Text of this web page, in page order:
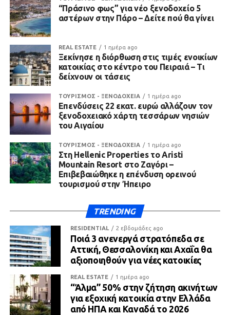
“Πράσινο φως” για νέο ξενοδοχείο 5
αστέρων στην Πάρο – Δείτε πού θα γίνει
REAL ESTATE 1 ημέρα ago
Ξεκίνησε η διόρθωση στις τιμές ενοικίων
κατοικίας στο κέντρο του Πειραιά – Τι
δείχνουν οι τάσεις
ΤΟΥΡΙΣΜΟΣ - ΞΕΝΟΔΟΧΕΙΑ 1 ημέρα ago
Επενδύσεις 22 εκατ. ευρώ αλλάζουν τον
ξενοδοχειακό χάρτη τεσσάρων νησιών
του Αιγαίου
ΤΟΥΡΙΣΜΟΣ - ΞΕΝΟΔΟΧΕΙΑ 1 ημέρα ago
Στη Hellenic Properties το Aristi
Mountain Resort στο Ζαγόρι –
Επιβεβαιώθηκε η επένδυση ορεινού
τουρισμού στην Ήπειρο
TRENDING
RESIDENTIAL 2 εβδομάδες ago
Ποιά 3 ανενεργά στρατόπεδα σε
Αττική, Θεσσαλονίκη και Αχαΐα θα
αξιοποιηθούν για νέες κατοικίες
REAL ESTATE 1 ημέρα ago
“Άλμα” 50% στην ζήτηση ακινήτων
για εξοχική κατοικία στην Ελλάδα
από ΗΠΑ και Καναδά το 2026